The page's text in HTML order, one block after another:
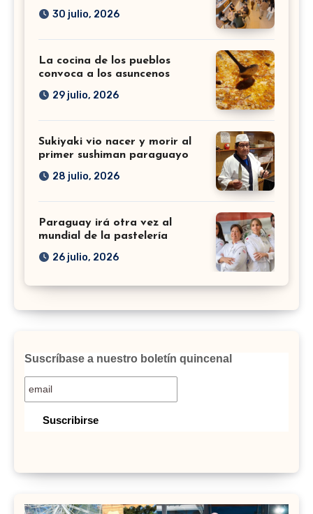
30 julio, 2026
La cocina de los pueblos
convoca a los asuncenos
29 julio, 2026
Sukiyaki vio nacer y morir al
primer sushiman paraguayo
28 julio, 2026
Paraguay irá otra vez al
mundial de la pastelería
26 julio, 2026
Suscríbase a nuestro boletín quincenal